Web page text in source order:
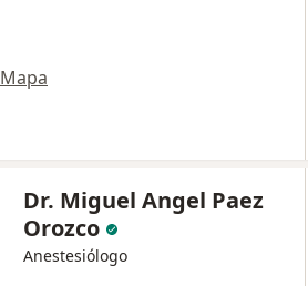
Mapa
Dr. Miguel Angel Paez
Orozco
Anestesiólogo